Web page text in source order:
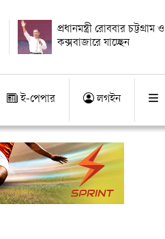
প্রধানমন্ত্রী রোববার চট্টগ্রাম ও
কক্সবাজারে যাচ্ছেন
ই-পেপার লগইন